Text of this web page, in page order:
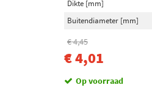
Dikte [mm]
Buitendiameter [mm]
€ 4,45
€ 4,01
Op voorraad